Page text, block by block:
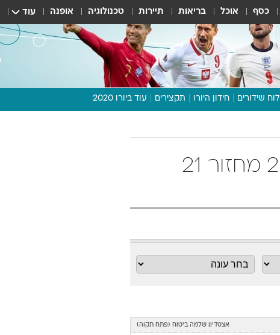
כסף אוכל בריאות תיירות טכנולוגיה אופנה עוד
לוח שידורים חידון היורו תקצירים עוד ביורו 2020
תכנית היורו
וואלה! ספורט
ליגת העל בכדורגל 2022/23 מחזור 21
אצטדיון שלמה ביטוח (פתח תקוה)